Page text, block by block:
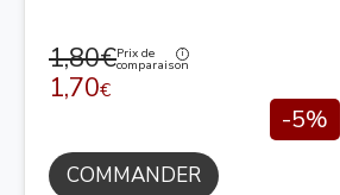
1,80€Prix de
comparaison
1,70€
-5%
COMMANDER